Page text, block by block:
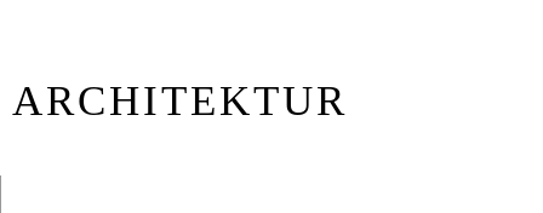
AR­CHI­TEK­TUR